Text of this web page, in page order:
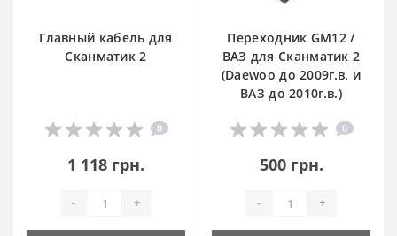
Главный кабель для
Сканматик 2
0
1 118 грн.
- +
Переходник GM12 /
ВАЗ для Сканматик 2
(Daewoo до 2009г.в. и
ВАЗ до 2010г.в.)
0
500 грн.
- +